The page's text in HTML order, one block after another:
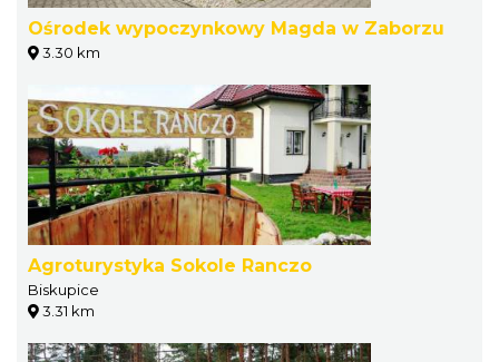
Ośrodek wypoczynkowy Magda w Zaborzu
3.30 km
Agroturystyka Sokole Ranczo
Biskupice
3.31 km